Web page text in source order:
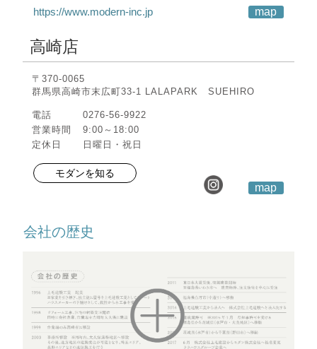
https://www.modern-inc.jp map
高崎店
〒370-0065
群馬県高崎市末広町33-1 LALAPARK SUEHIRO
電話
0276-56-9922
営業時間
9:00～18:00
定休日
日曜日・祝日
モダンを知る
map
会社の歴史